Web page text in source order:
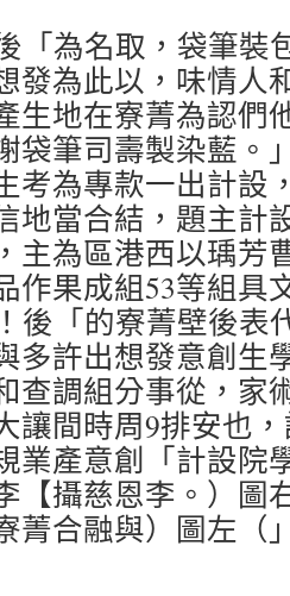
「為名取，袋筆
發為此以，味情人
生地在寮菁為認們
袋筆司壽製染藍。
考為專款一出計設
地當合結，題主計
主為區港西以瑀芳
作果成組53等組具
後「的寮菁壁後表
多許出想發意創生
查調組分事從，家
讓間時周9排安也
業產意創「計設院
攝慈恩李。）圖
菁合融與）圖左（